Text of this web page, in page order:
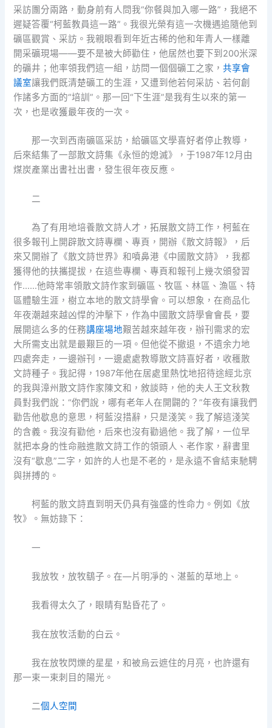
采訪團分兩路，動身前有人問我“你餐與加入哪一路”，我絕不
遲疑答覆“柯藍教員這一路”。我很光榮有這一次機遇追隨他到
礦區觀賞、采訪。我親眼看到年近古稀的他和年青人一樣離
開采礦現場——要不是被大師勸住，他居然也要下到200米深
的礦井；他率領我們這一組，訪問一個個礦工之家，共享會
議室讓我們既清楚礦工的生涯，又遭到他若何采訪、若何創
作諸多方面的“培訓”。那一回“下生涯”是我有生以來的第一
次，也是收獲最年夜的一次。
那一次到西南礦區采訪，給礦區文學喜好者停止教導，
后來結集了一部散文詩集《永恒的熄滅》，于1987年12月由
煤炭產業出書社出書，發生很年夜反應。
二
為了有用地培養散文詩人才，拓展散文詩工作，柯藍在
很多報刊上開辟散文詩專欄、專頁，開辦《散文詩報》，后
來又開辦了《散文詩世界》和噴鼻港《中國散文詩》，我都
獲得他的扶攜提拔，在這些專欄、專頁和報刊上幾次頒發習
作……他時常率領散文詩作家到礦區、牧區、林區、漁區、特
區體驗生涯，樹立本地的散文詩學會。可以想象，在商品化
年夜潮越來越凶悍的沖擊下，作為中國散文詩學會會長，要
展開這么多的任務講座場地艱苦越來越年夜，辦刊需求的宏
大所需支出就是最艱巨的一項。但他從不撤退，不遺余力地
四處奔走，一邊辦刊，一邊處處教導散文詩喜好者，收穫散
文詩種子。我記得，1987年他在居處里熱忱地招待途經北京
的我與漳州散文詩作家陳文和，敘談時，他的夫人王文秋教
員對我們說：“你們說，哪有老年人在開闢的？”年夜有讓我們
勸告他歇息的意思，柯藍沒措辭，只是淺笑。我了解這淺笑
的含義。我沒有勸他，后來也沒有勸過他。我了解，一位早
就把本身的性命融進散文詩工作的領頭人、老作家，辭書里
沒有“歇息”二字，如許的人也是不老的，是永遠不會結束馳騁
與拼搏的。
柯藍的散文詩直到明天仍具有強盛的性命力。例如《放
牧》。無妨錄下：
一
我放牧，放牧鷂子。在—片明凈的、湛藍的草地上。
我看得太久了，眼睛有點昏花了。
我在放牧活動的白云。
我在放牧閃爍的星星，和被烏云遮住的月亮，也許還有
那一束一束刺目的陽光。
二個人空間